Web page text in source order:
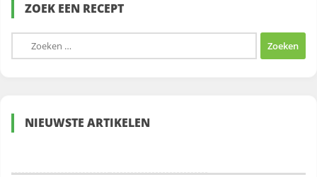
ZOEK EEN RECEPT
Zoeken
naar:
NIEUWSTE ARTIKELEN